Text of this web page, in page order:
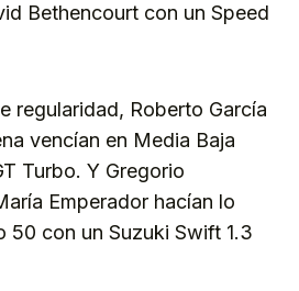
Bethencourt con un Speed
regularidad, Roberto García
vencían en Media Baja
Turbo. Y Gregorio
Emperador hacían lo
50 con un Suzuki Swift 1.3